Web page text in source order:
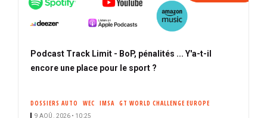
Podcast Track Limit - BoP, pénalités ... Y'a-t-il
encore une place pour le sport ?
DOSSIERS AUTO WEC IMSA GT WORLD CHALLENGE EUROPE
9 AOÛ. 2026 • 10:25